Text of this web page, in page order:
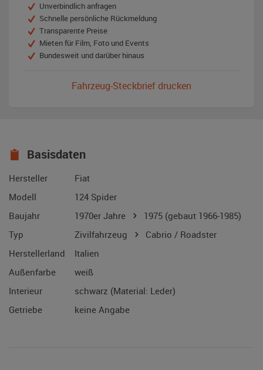
Unverbindlich anfragen
Schnelle persönliche Rückmeldung
Transparente Preise
Mieten für Film, Foto und Events
Bundesweit und darüber hinaus
Fahrzeug-Steckbrief drucken
Basisdaten
Hersteller
Fiat
Modell
124 Spider
Baujahr
1970er Jahre 1975 (gebaut 1966-1985)
Typ
Zivilfahrzeug
Cabrio / Roadster
Herstellerland
Italien
Außenfarbe
weiß
Interieur
schwarz (Material: Leder)
Getriebe
keine Angabe